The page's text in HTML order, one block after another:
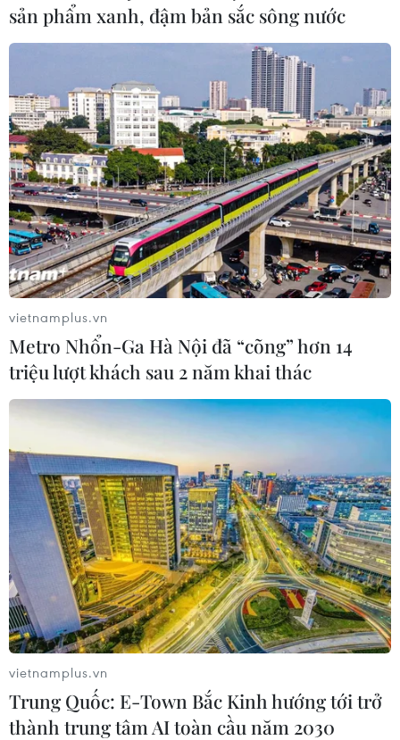
nguyên biển của họ, trong khi Trung Quốc tiếp
tục khẳng định yêu sách chủ quyền đối với khu
vực lãnh hải thuộc phạm vi "Đường 9 đoạn"./.
(Vietnam+)
#Biển Đông #UNCLOS
#Đường 9 đoạn
#Liên hợp quốc về Luật Biển
#những đảo tranh chấp
#quần đảo Trường Sa
#Indonesia
#Philippines
#Malaysia
Indonesia Malaysia Philippines
Theo dõi VietnamPlus
sản phẩm xanh, đậm bản sắc sông nước
vietnamplus.vn
Metro Nhổn-Ga Hà Nội đã “cõng” hơn 14
triệu lượt khách sau 2 năm khai thác
vietnamplus.vn
Trung Quốc: E-Town Bắc Kinh hướng tới trở
thành trung tâm AI toàn cầu năm 2030